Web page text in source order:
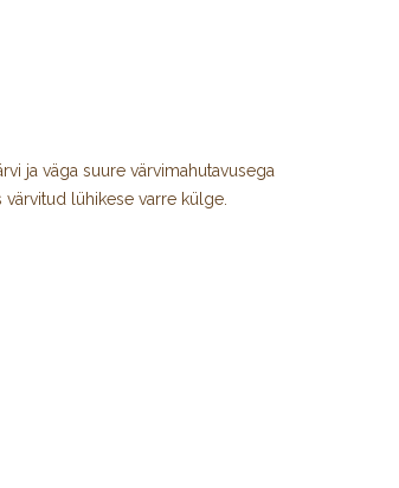
ja väga suure värvimahutavusega
lühikese varre külge.